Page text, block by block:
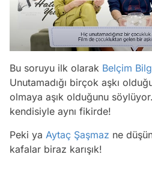
Bu soruyu ilk olarak Belçim
Unutamadığı birçok aşkı
olmaya aşık olduğunu söylüyor.
kendisiyle aynı fikirde!
Peki ya Aytaç Şaşmaz ne
kafalar biraz karışık!